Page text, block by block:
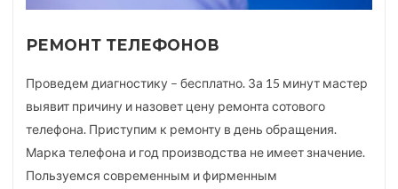
РЕМОНТ ТЕЛЕФОНОВ
Проведем диагностику – бесплатно. За 15 минут мастер
выявит причину и назовет цену ремонта сотового
телефона. Приступим к ремонту в день обращения.
Марка телефона и год производства не имеет значение.
Пользуемся современным и фирменным